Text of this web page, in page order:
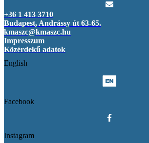
+36 1 413 3710
Budapest, Andrássy út 63-65.
kmaszc@kmaszc.hu
Impresszum
Közérdekű adatok
English
Facebook
Instagram